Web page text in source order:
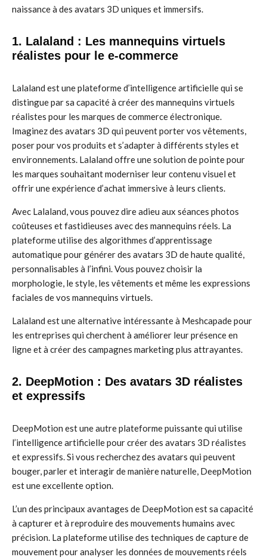
naissance à des avatars 3D uniques et immersifs.
1. Lalaland : Les mannequins virtuels
réalistes pour le e-commerce
Lalaland est une plateforme d’intelligence artificielle qui se
distingue par sa capacité à créer des mannequins virtuels
réalistes pour les marques de commerce électronique.
Imaginez des avatars 3D qui peuvent porter vos vêtements,
poser pour vos produits et s’adapter à différents styles et
environnements. Lalaland offre une solution de pointe pour
les marques souhaitant moderniser leur contenu visuel et
offrir une expérience d’achat immersive à leurs clients.
Avec Lalaland, vous pouvez dire adieu aux séances photos
coûteuses et fastidieuses avec des mannequins réels. La
plateforme utilise des algorithmes d’apprentissage
automatique pour générer des avatars 3D de haute qualité,
personnalisables à l’infini. Vous pouvez choisir la
morphologie, le style, les vêtements et même les expressions
faciales de vos mannequins virtuels.
Lalaland est une alternative intéressante à Meshcapade pour
les entreprises qui cherchent à améliorer leur présence en
ligne et à créer des campagnes marketing plus attrayantes.
2. DeepMotion : Des avatars 3D réalistes
et expressifs
DeepMotion est une autre plateforme puissante qui utilise
l’intelligence artificielle pour créer des avatars 3D réalistes
et expressifs. Si vous recherchez des avatars qui peuvent
bouger, parler et interagir de manière naturelle, DeepMotion
est une excellente option.
L’un des principaux avantages de DeepMotion est sa capacité
à capturer et à reproduire des mouvements humains avec
précision. La plateforme utilise des techniques de capture de
mouvement pour analyser les données de mouvements réels